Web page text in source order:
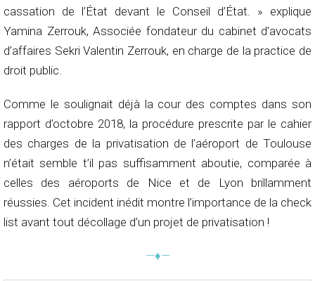
cassation de l’État devant le Conseil d’État. » explique
Yamina Zerrouk, Associée fondateur du cabinet d’avocats
d’affaires Sekri Valentin Zerrouk, en charge de la practice de
droit public.
Comme le soulignait déjà la cour des comptes dans son
rapport d’octobre 2018, la procédure prescrite par le cahier
des charges de la privatisation de l’aéroport de Toulouse
n’était semble t’il pas suffisamment aboutie, comparée à
celles des aéroports de Nice et de Lyon brillamment
réussies. Cet incident inédit montre l’importance de la check
list avant tout décollage d’un projet de privatisation !
—♦—